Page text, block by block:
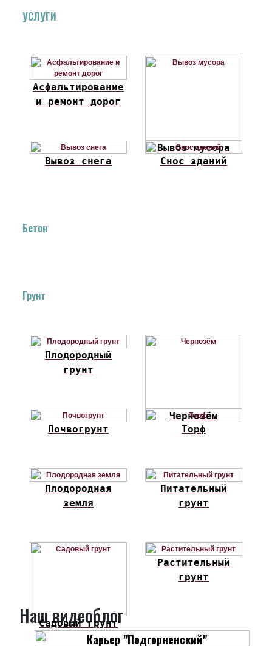
УСЛУГИ
Асфальтирование
и ремонт дорог
Вывоз мусора
Вывоз снега
Снос зданий
Бетон
Грунт
Плодородный
грунт
Чернозём
Почвогрунт
Торф
Плодородная
земля
Питательный
грунт
Садовый грунт
Растительный
грунт
Наш видеоблог